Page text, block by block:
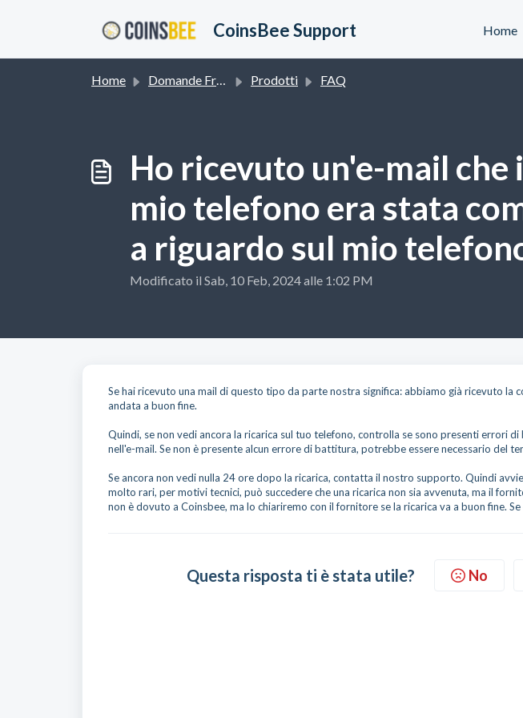
CoinsBee Support Home
Home Domande Frequenti (FAQ) Prodotti FAQ
Ho ricevuto un'e-mail
mio telefono era stata
a riguardo sul mio
Modificato il Sab, 10 Feb, 2024 alle 1:02 PM
Se hai ricevuto una mail di questo tipo da parte nostra significa: abbiamo già ricevuto la
andata a buon fine.
Quindi, se non vedi ancora la ricarica sul tuo telefono, controlla se sono presenti errori
nell'e-mail. Se non è presente alcun errore di battitura, potrebbe essere necessario del
Se ancora non vedi nulla 24 ore dopo la ricarica, contatta il nostro supporto. Quindi
molto rari, per motivi tecnici, può succedere che una ricarica non sia avvenuta, ma il
non è dovuto a Coinsbee, ma lo chiariremo con il fornitore se la ricarica va a buon fine.
Questa risposta ti è stata utile? No